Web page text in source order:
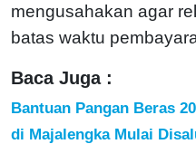
mengusahakan agar
batas waktu
Baca Juga :
Bantuan Pangan Beras
di Majalengka Mulai